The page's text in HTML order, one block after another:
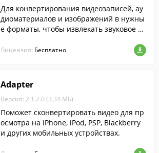
Для конвертирования видеозаписей, ау
диоматериалов и изображений в нужны
е форматы, чтобы извлекать звуковое со
ов скачайте Freemake Video Converter....
Лицензия: Бесплатно
Adapter
Версия: 2.1.2.0 (3.34 МБ)
Поможет сконвертировать видео для пр
осмотра на iPhone, iPod, PSP, Blackberry
и других мобильных устройствах.